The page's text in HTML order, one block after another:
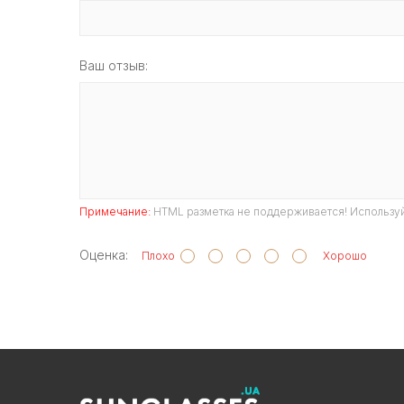
Ваш отзыв:
Примечание: HTML разметка не поддерживается!
Оценка: Плохо Хорошо